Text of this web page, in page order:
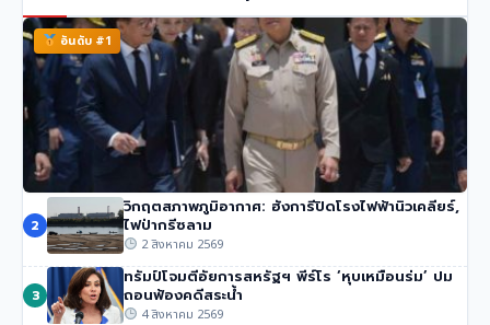
อันดับ #1
นายกฯ อนุทิน ของไทย จวกรายงาน UN ชายแดน ‘ไม่รวม
ความเสียหายของไทย’
50 วิว• 4 สิงหาคม 2569
2
วิกฤตสภาพภูมิอากาศ: ฮังการีปิดโรงไฟฟ้านิวเคลียร์,
ไฟป่ากรีซลาม
2 สิงหาคม 2569
3
ทรัมป์โจมตีอัยการสหรัฐฯ พีร์โร ‘หุบเหมือนร่ม’ ปม
ถอนฟ้องคดีสระน้ำ
4 สิงหาคม 2569